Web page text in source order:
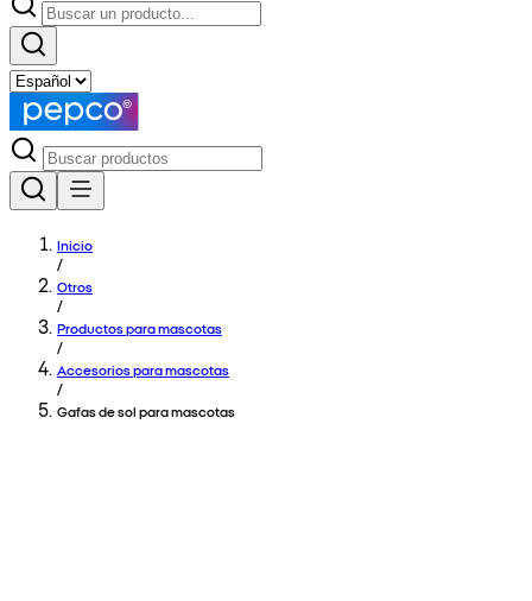
Inicio
/
Otros
/
Productos para mascotas
/
Accesorios para mascotas
/
Gafas de sol para mascotas